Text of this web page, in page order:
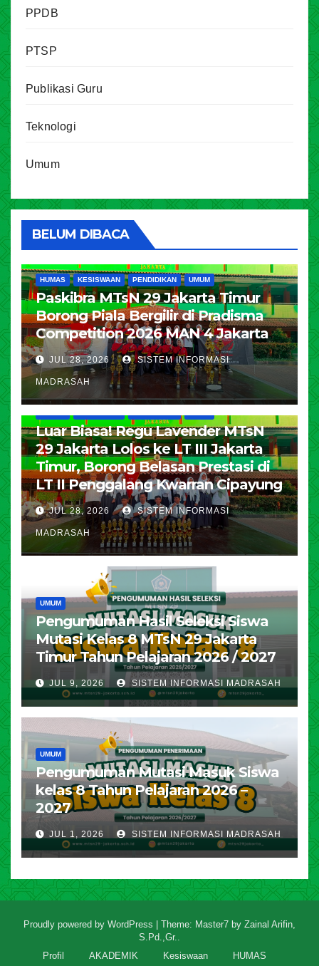
PPDB
PTSP
Publikasi Guru
Teknologi
Umum
BELUM DIBACA
HUMAS KESISWAAN PENDIDIKAN UMUM
Paskibra MTsN 29 Jakarta Timur
Borong Piala Bergilir di Pradisma
Competition 2026 MAN 4 Jakarta
JUL 28, 2026 SISTEM INFORMASI
MADRASAH
Luar Biasa! Regu Lavender MTsN
29 Jakarta Lolos ke LT III Jakarta
Timur, Borong Belasan Prestasi di
LT II Penggalang Kwarran Cipayung
JUL 28, 2026 SISTEM INFORMASI
MADRASAH
UMUM
Pengumuman Hasil Seleksi Siswa
Mutasi Kelas 8 MTsN 29 Jakarta
Timur Tahun Pelajaran 2026 / 2027
JUL 9, 2026 SISTEM INFORMASI MADRASAH
UMUM
Pengumuman Mutasi Masuk Siswa
kelas 8 Tahun Pelajaran 2026 –
2027
JUL 1, 2026 SISTEM INFORMASI MADRASAH
Proudly powered by WordPress Theme: Master7 by Zainal Arifin,
S.Pd.,Gr.
Profil
AKADEMIK Kesiswaan HUMAS